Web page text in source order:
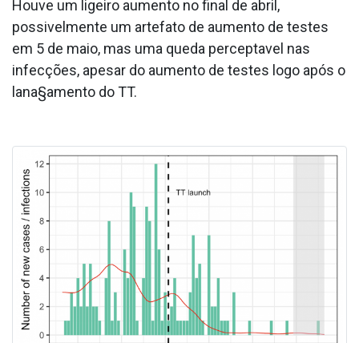
Houve um ligeiro aumento no final de abril,
possivelmente um artefato de aumento de testes
em 5 de maio, mas uma queda percepta­vel nas
infecções, apesar do aumento de testes logo após o
lana§amento do TT.